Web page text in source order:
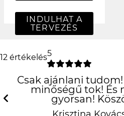
INDULHAT A
TERVEZÉS
12 értékelés5
Csak ajánlani
minőségű tok! És
gyorsan!